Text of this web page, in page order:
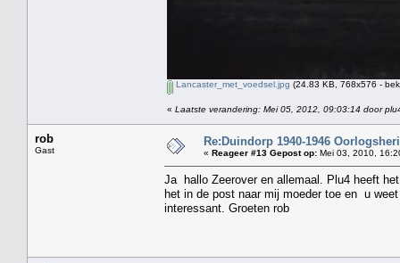
Lancaster_met_voedsel.jpg (24.83 KB, 768x576 -
« Laatste verandering: Mei 05, 2012, 09:03:14 door
rob
Gast
Re:Duindorp 1940-1946
« Reageer #13 Gepost op: Mei 03, 2010,
Ja hallo Zeerover en allemaal. Plu4 heeft
het in de post naar mij moeder toe en u
interessant. Groeten rob